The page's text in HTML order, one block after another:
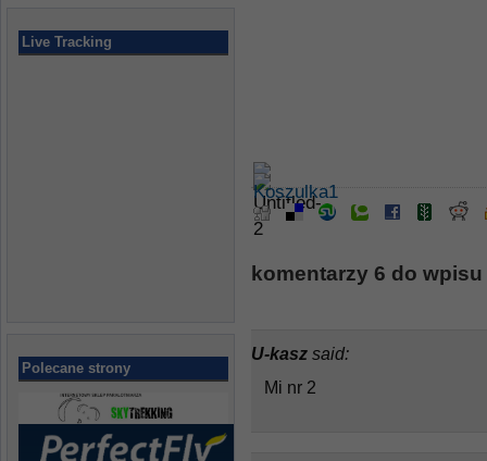
Live Tracking
Polecane strony
komentarzy 6 do
U-kasz said:
Mi nr 2